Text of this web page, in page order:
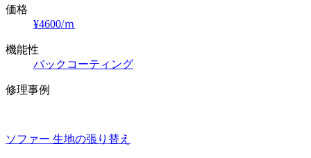
価格
¥4600/ｍ
機能性
バックコーティング
修理事例
ソファー 生地の張り替え